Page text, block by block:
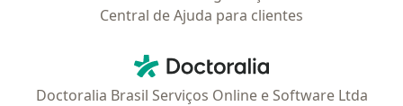
Central de Ajuda para clientes
Doctoralia - Homepage
Doctoralia Brasil Serviços Online e Software Ltda